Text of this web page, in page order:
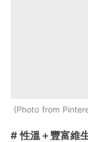
Photo from
# 性溫＋豐富維